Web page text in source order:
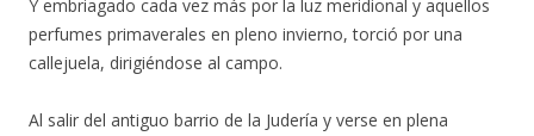
Y embriagado cada vez más por la luz meridional y aquellos
perfumes primaverales en pleno invierno, torció por una
callejuela, dirigiéndose al campo.
Al salir del antiguo barrio de la Judería y verse en plena